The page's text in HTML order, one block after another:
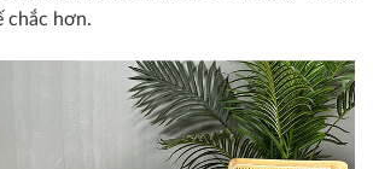
chắc hơn.